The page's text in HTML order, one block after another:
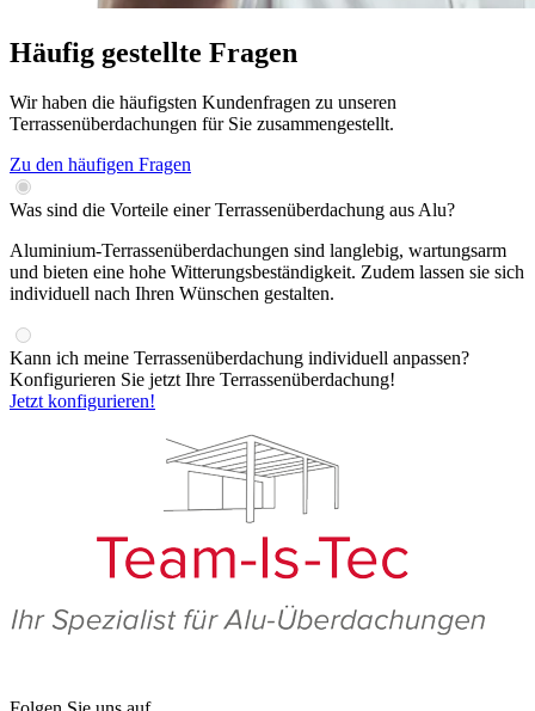
Häufig gestellte Fragen
Wir haben die häufigsten Kundenfragen zu unseren
Terrassenüberdachungen für Sie zusammengestellt.
Zu den häufigen Fragen
Was sind die Vorteile einer Terrassenüberdachung aus Alu?
Aluminium-Terrassenüberdachungen sind langlebig, wartungsarm
und bieten eine hohe Witterungsbeständigkeit. Zudem lassen sie sich
individuell nach Ihren Wünschen gestalten.
Kann ich meine Terrassenüberdachung individuell anpassen?
Konfigurieren Sie jetzt Ihre Terrassenüberdachung!
Jetzt konfigurieren!